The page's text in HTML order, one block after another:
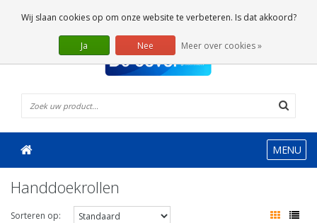
0 Artikelen
MENU
Handdoekrollen
Sorteren op:
Wij slaan cookies op om onze website te verbeteren. Is dat akkoord?
Ja Nee Meer over cookies »